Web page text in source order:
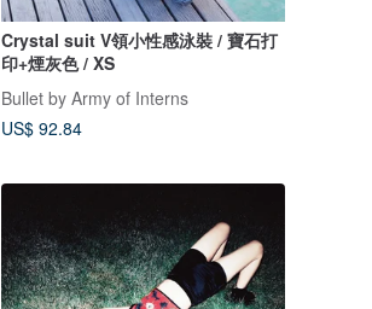
Crystal suit V領小性感泳裝 / 寶石打
印+煙灰色 / XS
Bullet by Army of Interns
US$ 92.84